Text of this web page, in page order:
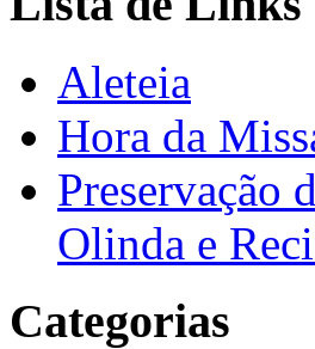
Aleteia
Hora da
Preservação
Olinda e
Categorias